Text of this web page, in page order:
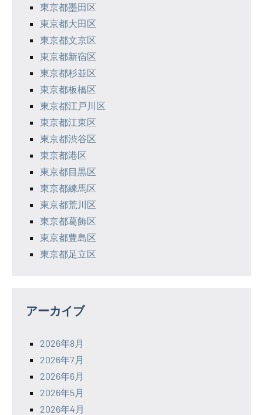
東京都墨田区
東京都大田区
東京都文京区
東京都新宿区
東京都杉並区
東京都板橋区
東京都江戸川区
東京都江東区
東京都渋谷区
東京都港区
東京都目黒区
東京都練馬区
東京都荒川区
東京都葛飾区
東京都豊島区
東京都足立区
アーカイブ
2026年8月
2026年7月
2026年6月
2026年5月
2026年4月